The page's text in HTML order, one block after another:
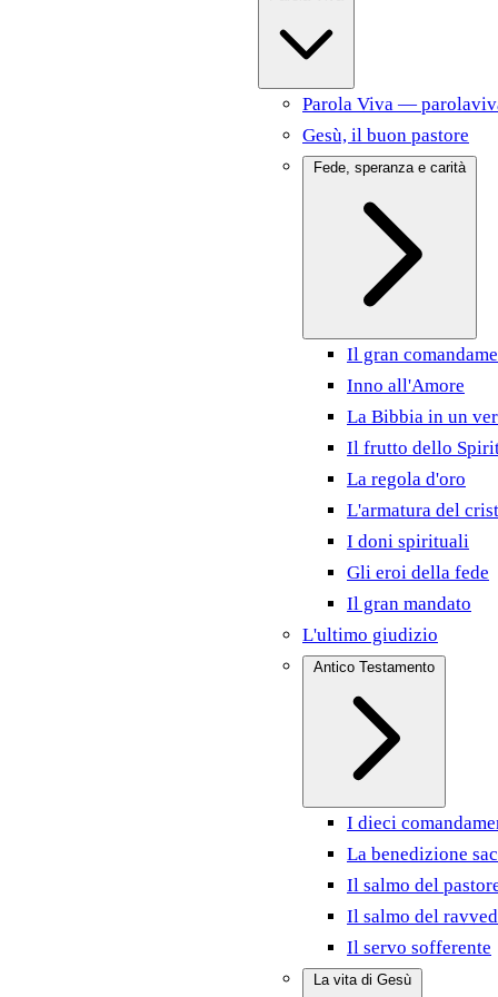
Parola Viva —
Gesù, il buon pastore
Il gran
Inno all'Amore
La Bibbia in un
Il frutto dello
La regola d'oro
L'armatura del
I doni spirituali
Gli eroi della fede
Il gran mandato
L'ultimo giudizio
I dieci
La benedizione
Il salmo del
Il salmo del
Il servo sofferente